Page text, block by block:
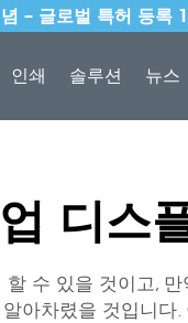
– 글로벌 특허 등록
인쇄 솔루션 뉴스
디스
수 있을 것이고,
아차렸을 것입니다